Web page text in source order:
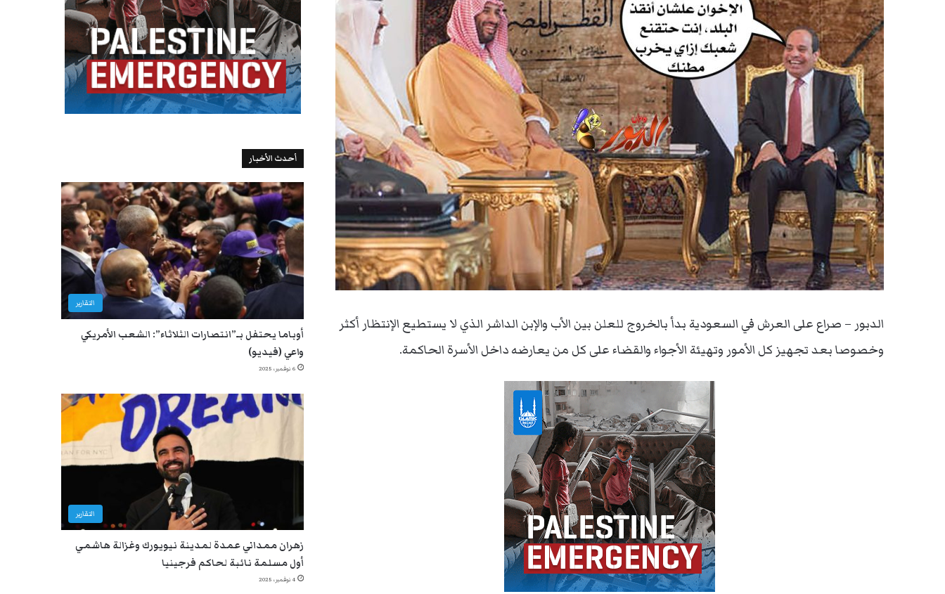
الدبور – صراع على العرش في السعودية بدأ بالخروج للعلن بين الأب والإبن الداشر الذي لا يستطيع الإنتظار أكثر
وخصوصا بعد تجهيز كل الأمور وتهيئة الأجواء والقضاء على كل من يعارضه داخل الأسرة الحاكمة.
أحدث الأخبار
التقارير
أوباما يحتفل بـ”انتصارات الثلاثاء”: الشعب الأمريكي
واعي (فيديو)
6 نوفمبر، 2025
التقارير
زهران ممداني عمدة لمدينة نيويورك وغزالة هاشمي
أول مسلمة نائبة لحاكم فرجينيا
4 نوفمبر، 2025